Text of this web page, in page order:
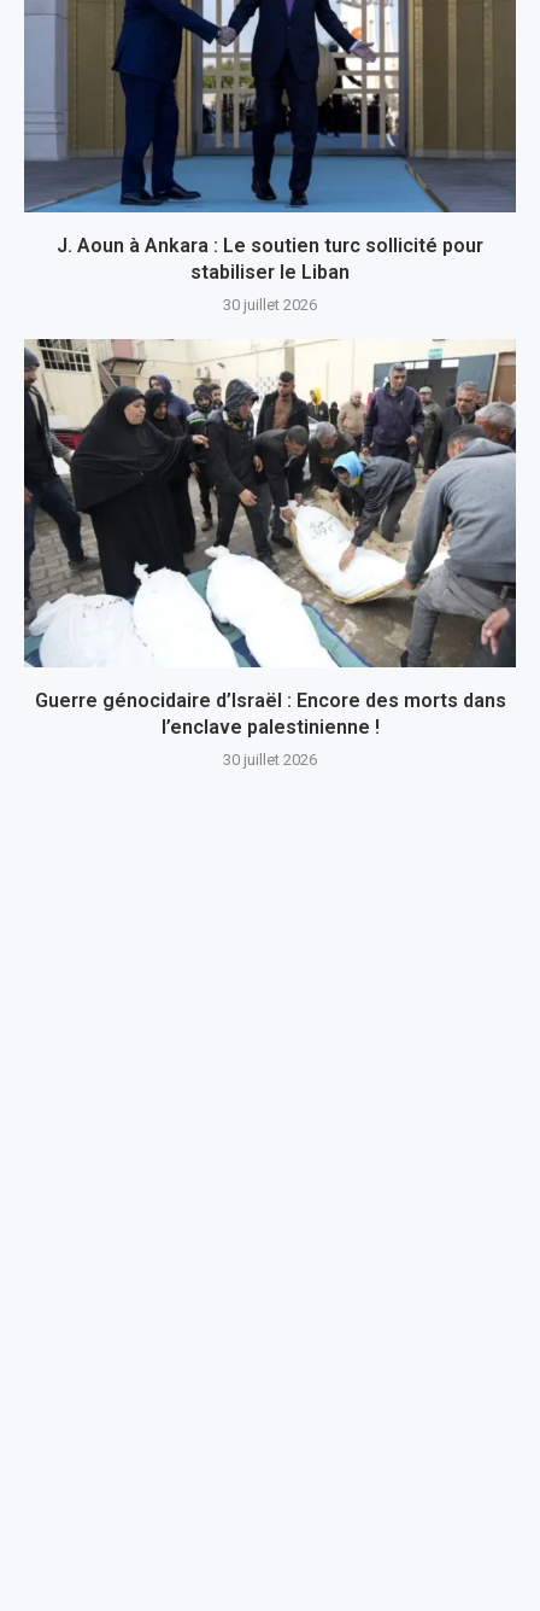
J. Aoun à Ankara : Le soutien turc sollicité pour
stabiliser le Liban
30 juillet 2026
Guerre génocidaire d’Israël : Encore des morts dans
l’enclave palestinienne !
30 juillet 2026